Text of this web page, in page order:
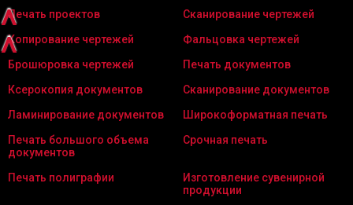
^
^
Печать проектов
Сканирование чертежей
Копирование чертежей
Фальцовка чертежей
Брошюровка чертежей
Печать документов
Ксерокопия документов
Сканирование документов
Ламинирование документов
Широкоформатная печать
Печать большого объема
документов
Срочная печать
Печать полиграфии
Изготовление сувенирной
продукции